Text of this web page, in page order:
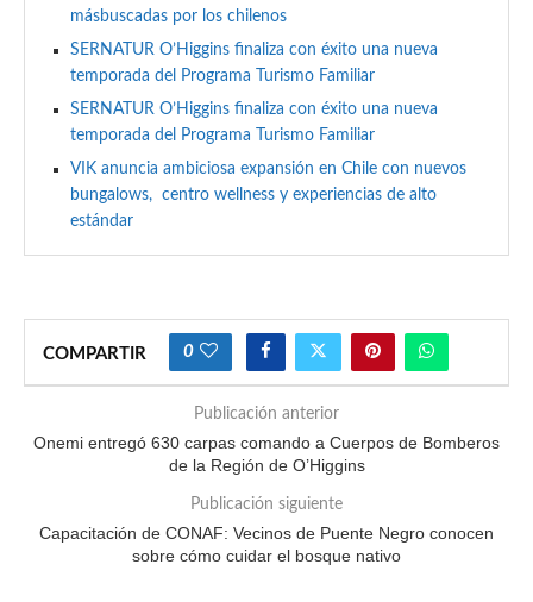
másbuscadas por los chilenos
SERNATUR O’Higgins finaliza con éxito una nueva
temporada del Programa Turismo Familiar
SERNATUR O’Higgins finaliza con éxito una nueva
temporada del Programa Turismo Familiar
VIK anuncia ambiciosa expansión en Chile con nuevos
bungalows, centro wellness y experiencias de alto
estándar
COMPARTIR 0
Publicación anterior
Onemi entregó 630 carpas comando a Cuerpos de Bomberos
de la Región de O’Higgins
Publicación siguiente
Capacitación de CONAF: Vecinos de Puente Negro conocen
sobre cómo cuidar el bosque nativo